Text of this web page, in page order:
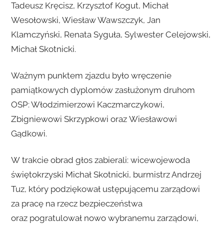
Tadeusz Kręcisz, Krzysztof Kogut, Michał
Wesołowski, Wiesław Wawszczyk, Jan
Klamczyński, Renata Syguła, Sylwester Celejowski,
Michał Skotnicki.
Ważnym punktem zjazdu było wręczenie
pamiątkowych dyplomów zasłużonym druhom
OSP: Włodzimierzowi Kaczmarczykowi,
Zbigniewowi Skrzypkowi oraz Wiesławowi
Gądkowi.
W trakcie obrad głos zabierali: wicewojewoda
świętokrzyski Michał Skotnicki, burmistrz Andrzej
Tuz, który podziękował ustępującemu zarządowi
za pracę na rzecz bezpieczeństwa
oraz pogratulował nowo wybranemu zarządowi,